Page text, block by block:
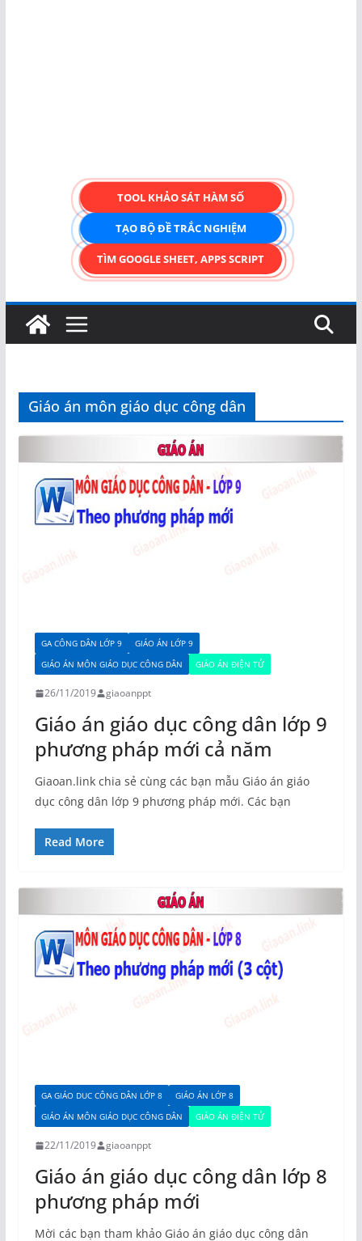
TOOL KHẢO SÁT HÀM SỐ
TẠO BỘ ĐỀ TRẮC NGHIỆM
TÌM GOOGLE SHEET, APPS SCRIPT
Giáo án môn giáo dục công dân
GA CÔNG DÂN LỚP 9
GIÁO ÁN LỚP 9
GIÁO ÁN MÔN GIÁO DỤC CÔNG DÂN
GIÁO ÁN ĐIỆN TỬ
26/11/2019 giaoanppt
Giáo án giáo dục công dân lớp 9
phương pháp mới cả năm
Giaoan.link chia sẻ cùng các bạn mẫu Giáo án giáo
dục công dân lớp 9 phương pháp mới. Các bạn
Read More
GA GIÁO DUC CÔNG DÂN LỚP 8
GIÁO ÁN LỚP 8
GIÁO ÁN MÔN GIÁO DỤC CÔNG DÂN
GIÁO ÁN ĐIỆN TỬ
22/11/2019 giaoanppt
Giáo án giáo dục công dân lớp 8
phương pháp mới
Mời các bạn tham khảo Giáo án giáo dục công dân